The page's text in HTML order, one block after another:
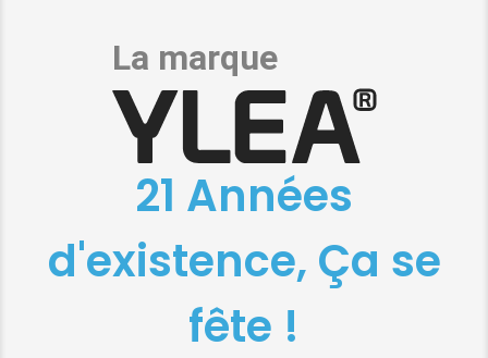
21 Années
d'existence, Ça se
fête !